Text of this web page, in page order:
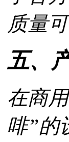
质量可
五、
在商
啡”的